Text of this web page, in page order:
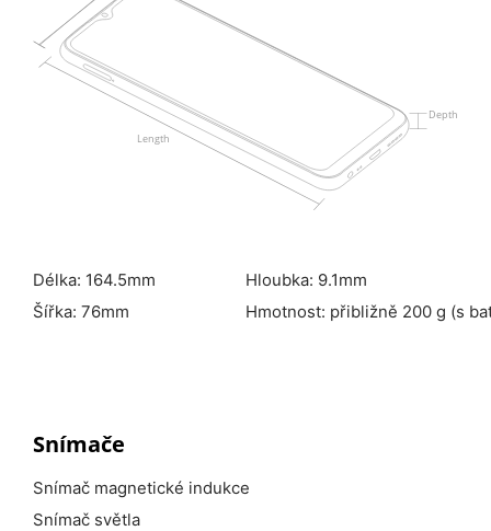
Délka: 164.5mm
Šířka: 76mm
Hloubka: 9.1mm
Hmotnost: přibližně 200 g (s
Snímače
Snímač magnetické indukce
Snímač světla